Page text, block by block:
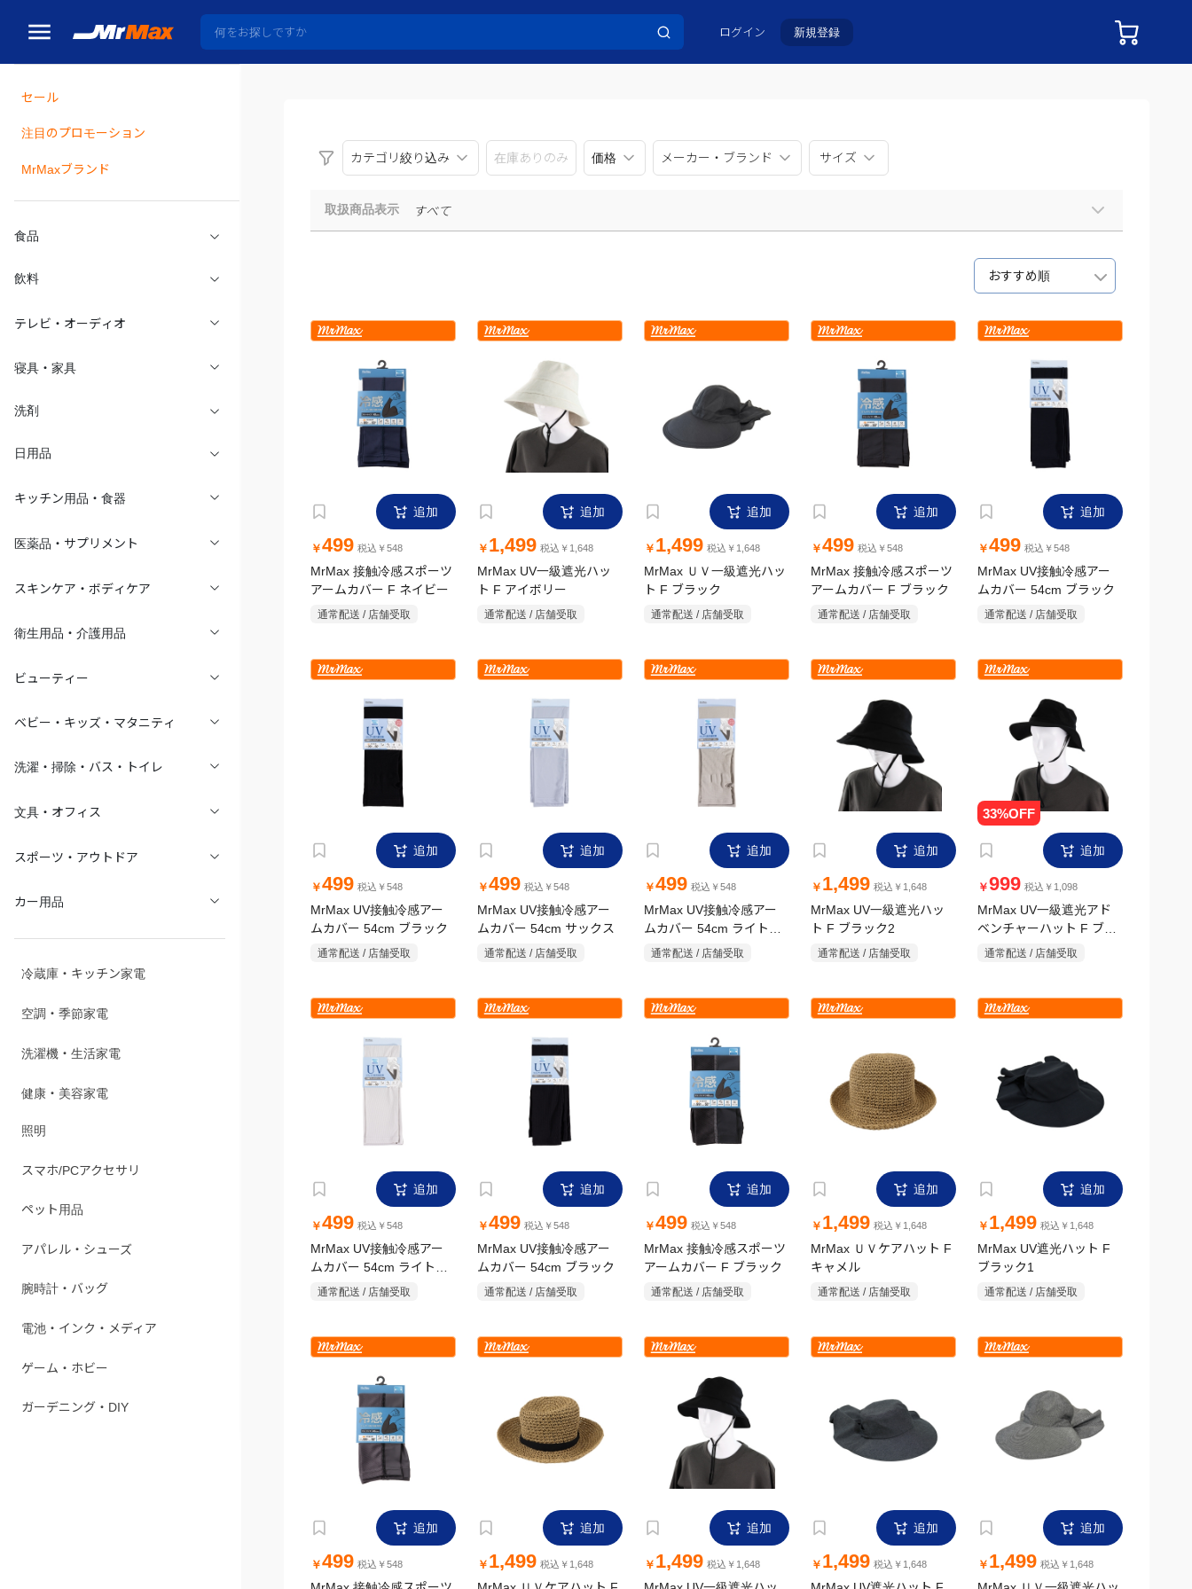
ログイン 新規登録
セール
注目のプロモーション
MrMaxブランド
食品
飲料
テレビ・オーディオ
寝具・家具
洗剤
日用品
キッチン用品・食器
医薬品・サプリメント
スキンケア・ボディケア
衛生用品・介護用品
ビューティー
ベビー・キッズ・マタニティ
洗濯・掃除・バス・トイレ
文具・オフィス
スポーツ・アウトドア
カー用品
冷蔵庫・キッチン家電
空調・季節家電
洗濯機・生活家電
健康・美容家電
照明
スマホ/PCアクセサリ
ペット用品
アパレル・シューズ
腕時計・バッグ
電池・インク・メディア
ゲーム・ホビー
ガーデニング・DIY
カテゴリ絞り込み
在庫ありのみ 価格 メーカー・ブランド サイズ
取扱商品表示 すべて
おすすめ順
追加
￥499 税込￥548
MrMax 接触冷感スポーツ
アームカバー F ネイビー
通常配送 / 店舗受取
追加
￥ 1,499 税込￥1,648
MrMax UV一級遮光ハッ
ト F アイボリー
通常配送 / 店舗受取
追加
￥ 1,499 税込￥1,648
MrMax ＵＶ一級遮光ハッ
ト F ブラック
通常配送 / 店舗受取
追加
￥499 税込￥548
MrMax 接触冷感スポーツ
アームカバー F ブラック
通常配送 / 店舗受取
追加
￥499 税込￥548
MrMax UV接触冷感アー
ムカバー 54cm ブラック
通常配送 / 店舗受取
追加
￥499 税込￥548
MrMax UV接触冷感アー
ムカバー 54cm ブラック
通常配送 / 店舗受取
追加
￥499 税込￥548
MrMax UV接触冷感アー
ムカバー 54cm サックス
通常配送 / 店舗受取
追加
￥499 税込￥548
MrMax UV接触冷感アー
ムカバー 54cm ライトグ
通常配送 / 店舗受取
追加
￥ 1,499 税込￥1,648
MrMax UV一級遮光ハッ
ト F ブラック2
通常配送 / 店舗受取
追加
￥999 税込￥1,098
MrMax UV一級遮光アド
ベンチャーハット F ブラ
通常配送 / 店舗受取
追加
￥499 税込￥548
MrMax UV接触冷感アー
ムカバー 54cm ライトグ
通常配送 / 店舗受取
追加
￥499 税込￥548
MrMax UV接触冷感アー
ムカバー 54cm ブラック
通常配送 / 店舗受取
追加
￥499 税込￥548
MrMax 接触冷感スポーツ
アームカバー F ブラック
通常配送 / 店舗受取
追加
￥ 1,499 税込￥1,648
MrMax ＵＶケアハット F
キャメル
通常配送 / 店舗受取
追加
￥ 1,499 税込￥1,648
MrMax UV遮光ハット F
ブラック1
通常配送 / 店舗受取
追加
￥499 税込￥548
MrMax 接触冷感スポーツ
追加
￥ 1,499 税込￥1,648
MrMax ＵＶケアハット F
追加
￥ 1,499 税込￥1,648
MrMax UV一級遮光ハッ
追加
￥ 1,499 税込￥1,648
MrMax UV遮光ハット F
追加
￥ 1,499 税込￥1,648
MrMax ＵＶ一級遮光ハッ